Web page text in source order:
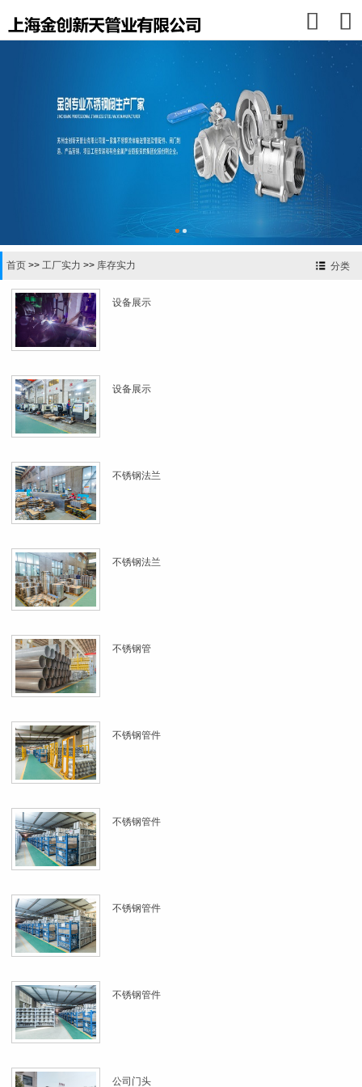


分类
首页 >> 工厂实力 >> 库存实力
设备展示
设备展示
不锈钢法兰
不锈钢法兰
不锈钢管
不锈钢管件
不锈钢管件
不锈钢管件
不锈钢管件
公司门头